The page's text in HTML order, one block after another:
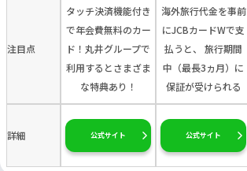
注目点
タッチ決済機能付き
で年会費無料のカー
ド！丸井グループで
利用するとさまざま
な特典あり！
海外旅行代金を事前
にJCBカードWで支
払うと、 旅行期間
中（最長3ヵ月）に
保証が受けられる
詳細 公式サイト 公式サイト